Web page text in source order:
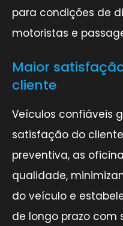
para condições de
motoristas e
Maior
cliente
Veículos confiáveis
satisfação do
preventiva, as
qualidade,
do veículo e
de longo prazo com